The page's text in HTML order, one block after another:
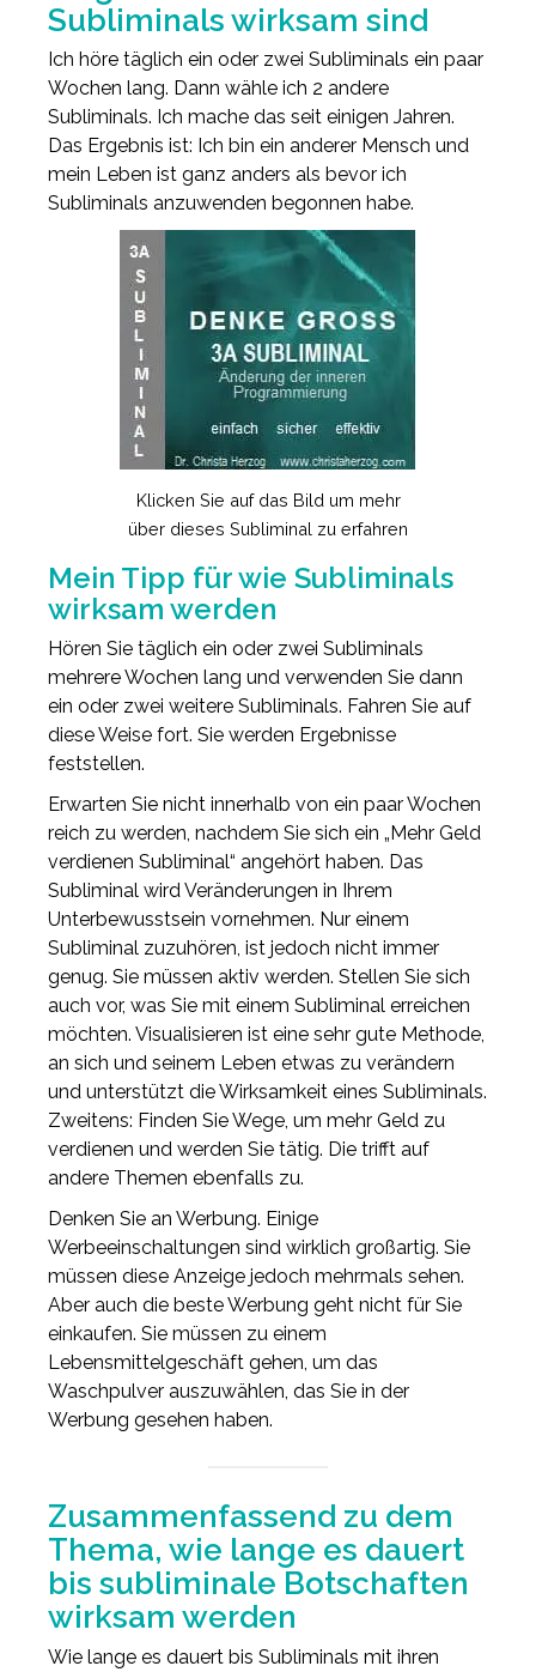
Subliminals wirksam sind
Ich höre täglich ein oder zwei Subliminals ein paar
Wochen lang. Dann wähle ich 2 andere
Subliminals. Ich mache das seit einigen Jahren.
Das Ergebnis ist: Ich bin ein anderer Mensch und
mein Leben ist ganz anders als bevor ich
Subliminals anzuwenden begonnen habe.
Klicken Sie auf das Bild um mehr
über dieses Subliminal zu erfahren
Mein Tipp für wie Subliminals
wirksam werden
Hören Sie täglich ein oder zwei Subliminals
mehrere Wochen lang und verwenden Sie dann
ein oder zwei weitere Subliminals. Fahren Sie auf
diese Weise fort. Sie werden Ergebnisse
feststellen.
Erwarten Sie nicht innerhalb von ein paar Wochen
reich zu werden, nachdem Sie sich ein „Mehr Geld
verdienen Subliminal“ angehört haben. Das
Subliminal wird Veränderungen in Ihrem
Unterbewusstsein vornehmen. Nur einem
Subliminal zuzuhören, ist jedoch nicht immer
genug. Sie müssen aktiv werden. Stellen Sie sich
auch vor, was Sie mit einem Subliminal erreichen
möchten. Visualisieren ist eine sehr gute Methode,
an sich und seinem Leben etwas zu verändern
und unterstützt die Wirksamkeit eines Subliminals.
Zweitens: Finden Sie Wege, um mehr Geld zu
verdienen und werden Sie tätig. Die trifft auf
andere Themen ebenfalls zu.
Denken Sie an Werbung. Einige
Werbeeinschaltungen sind wirklich großartig. Sie
müssen diese Anzeige jedoch mehrmals sehen.
Aber auch die beste Werbung geht nicht für Sie
einkaufen. Sie müssen zu einem
Lebensmittelgeschäft gehen, um das
Waschpulver auszuwählen, das Sie in der
Werbung gesehen haben.
Zusammenfassend zu dem
Thema, wie lange es dauert
bis subliminale Botschaften
wirksam werden
Wie lange es dauert bis Subliminals mit ihren